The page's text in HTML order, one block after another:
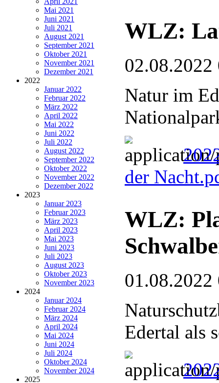
Mai 2021
Juni 2021
Juli 2021
August 2021
September 2021
Oktober 2021
November 2021
Dezember 2021
2022
Januar 2022
Februar 2022
März 2022
April 2022
Mai 2022
Juni 2022
Juli 2022
August 2022
September 2022
Oktober 2022
November 2022
Dezember 2022
2023
Januar 2023
Februar 2023
März 2023
April 2023
Mai 2023
Juni 2023
Juli 2023
August 2023
Oktober 2023
November 2023
2024
Januar 2024
Februar 2024
März 2024
April 2024
Mai 2024
Juni 2024
Juli 2024
Oktober 2024
November 2024
2025
WLZ:
02.08.2022
Natur im
der
WLZ:
01.08.2022
Edertal als